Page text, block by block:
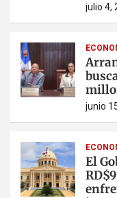
julio 4,
junio
El